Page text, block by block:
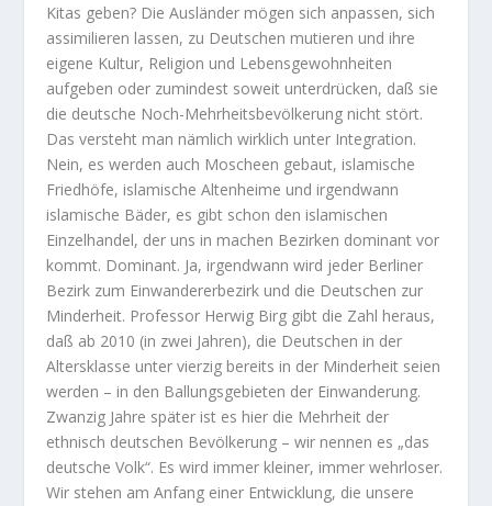
Kitas geben? Die Ausländer mögen sich anpassen, sich
assimilieren lassen, zu Deutschen mutieren und ihre
eigene Kultur, Religion und Lebensgewohnheiten
aufgeben oder zumindest soweit unterdrücken, daß sie
die deutsche Noch-Mehrheitsbevölkerung nicht stört.
Das versteht man nämlich wirklich unter Integration.
Nein, es werden auch Moscheen gebaut, islamische
Friedhöfe, islamische Altenheime und irgendwann
islamische Bäder, es gibt schon den islamischen
Einzelhandel, der uns in machen Bezirken dominant vor
kommt. Dominant. Ja, irgendwann wird jeder Berliner
Bezirk zum Einwandererbezirk und die Deutschen zur
Minderheit. Professor Herwig Birg gibt die Zahl heraus,
daß ab 2010 (in zwei Jahren), die Deutschen in der
Altersklasse unter vierzig bereits in der Minderheit seien
werden – in den Ballungsgebieten der Einwanderung.
Zwanzig Jahre später ist es hier die Mehrheit der
ethnisch deutschen Bevölkerung – wir nennen es „das
deutsche Volk“. Es wird immer kleiner, immer wehrloser.
Wir stehen am Anfang einer Entwicklung, die unsere